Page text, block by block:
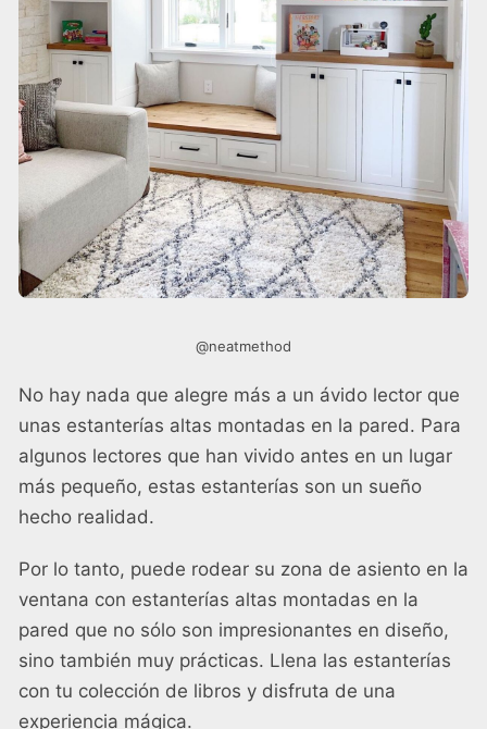
@neatmethod
No hay nada que alegre más a un ávido lector que
unas estanterías altas montadas en la pared. Para
algunos lectores que han vivido antes en un lugar
más pequeño, estas estanterías son un sueño
hecho realidad.
Por lo tanto, puede rodear su zona de asiento en la
ventana con estanterías altas montadas en la
pared que no sólo son impresionantes en diseño,
sino también muy prácticas. Llena las estanterías
con tu colección de libros y disfruta de una
experiencia mágica.